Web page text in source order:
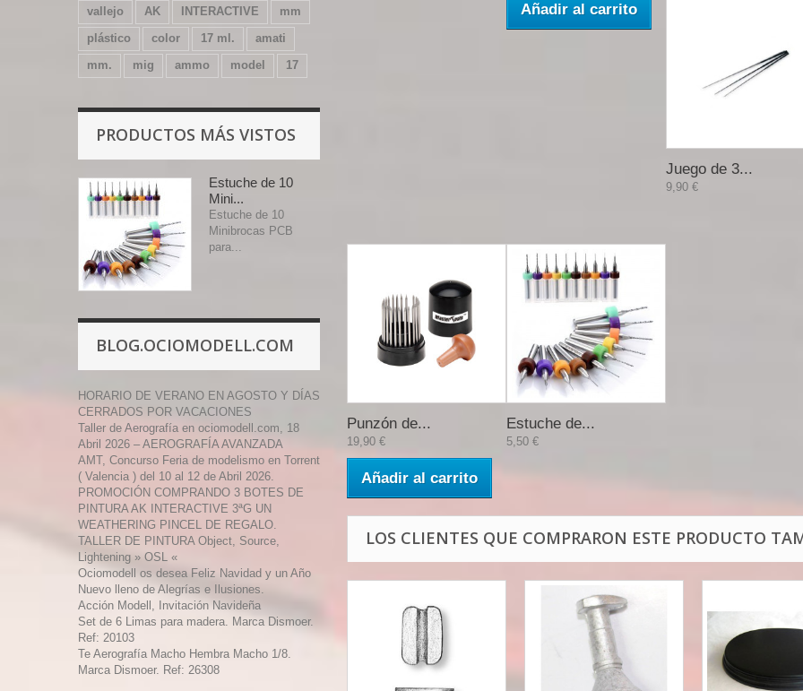
vallejo
AK INTERACTIVE
mm
plástico
color 17 ml.
amati
mm.
mig ammo model 17
PRODUCTOS MÁS VISTOS
Estuche de 10
Mini...
Estuche de 10
Minibrocas PCB
para...
BLOG.OCIOMODELL.COM
HORARIO DE VERANO EN AGOSTO Y DÍAS
CERRADOS POR VACACIONES
Taller de Aerografía en ociomodell.com, 18
Abril 2026 – AEROGRAFÍA AVANZADA
AMT, Concurso Feria de modelismo en Torrent
( Valencia ) del 10 al 12 de Abril 2026.
PROMOCIÓN COMPRANDO 3 BOTES DE
PINTURA AK INTERACTIVE 3ªG UN
WEATHERING PINCEL DE REGALO.
TALLER DE PINTURA Object, Source,
Lightening » OSL «
Ociomodell os desea Feliz Navidad y un Año
Nuevo lleno de Alegrías e Ilusiones.
Acción Modell, Invitación Navideña
Set de 6 Limas para madera. Marca Dismoer.
Ref: 20103
Te Aerografía Macho Hembra Macho 1/8.
Marca Dismoer. Ref: 26308
Añadir al carrito
Juego de 3...
9,90 €
Punzón de...
19,90 €
Añadir al carrito
Estuche de...
5,50 €
LOS CLIENTES QUE COMPRARON ESTE PRODUCTO